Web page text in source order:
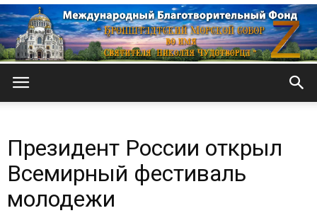
Морской
Президент России открыл
Всемирный фестиваль
молодежи